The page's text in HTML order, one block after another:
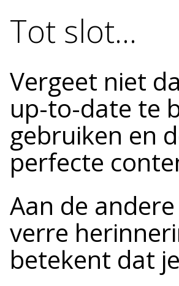
Tot slot…
Vergeet niet
up-to-date te
gebruiken en
perfecte
Aan de
verre
betekent dat